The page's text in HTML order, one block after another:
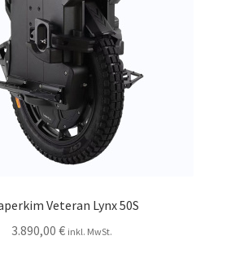
Veteran Lynx 50S
3.890,00 € inkl. MwSt.